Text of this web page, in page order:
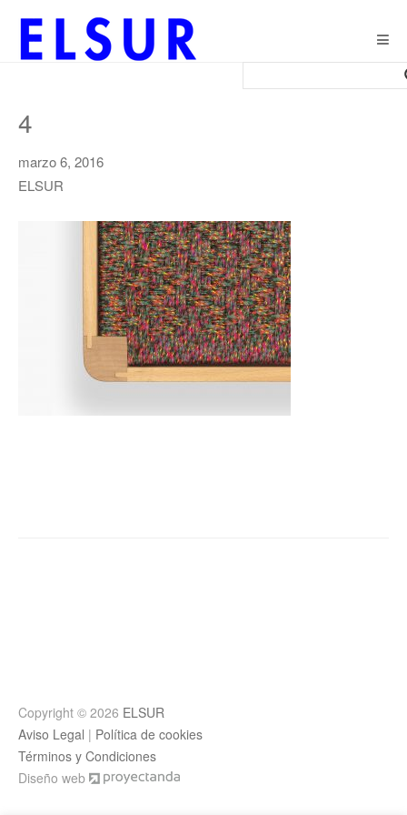
4
marzo 6, 2016
ELSUR
Copyright © 2026 ELSUR
Aviso Legal | Política de cookies
Términos y Condiciones
Diseño web